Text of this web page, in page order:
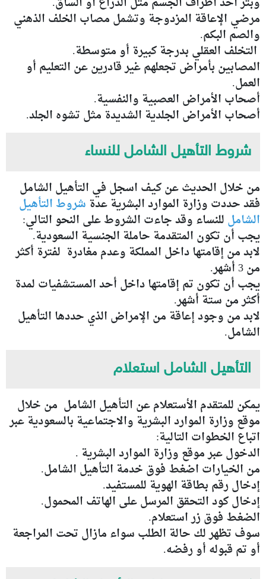
مرضي الإعاقة المزدوجة وتشمل مصاب الخلف الذهني
والصم البكم.
التخلف العقلي بدرجة كبيرة أو متوسطة.
المصابين بأمراض تجعلهم غير قادرين عن التعليم أو
العمل.
أصحاب الأمراض العصبية والنفسية.
أصحاب الأمراض الجلدية الشديدة مثل تشوه الجلد.
شروط التأهيل الشامل للنساء
من خلال الحديث عن كيف اسجل في التأهيل الشامل
فقد حددت وزارة الموارد البشرية عدة شروط التأهيل
الشامل للنساء وقد جاءت الشروط على النحو التالي:
يجب أن تكون المتقدمة حاملة الجنسية السعودية.
لابد من إقامتها داخل المملكة وعدم مغادرة لفترة أكثر
من 3 أشهر.
يجب أن تكون تم إقامتها داخل أحد المستشفيات لمدة
أكثر من ستة أشهر.
لابد من وجود إعاقة من الإمراض الذي حددها التأهيل
الشامل.
التأهيل الشامل استعلام
يمكن للمتقدم الأستعلام عن التأهيل الشامل من خلال
موقع وزارة الموارد البشرية والاجتماعية بالسعودية عبر
اتباع الخطوات التالية:
الدخول عبر موقع وزارة الموارد البشرية .
من الخيارات اضغط فوق خدمة التأهيل الشامل.
إدخال رقم بطاقة الهوية للمستفيد.
إدخال كود التحقق المرسل على الهاتف المحمول.
الضغط فوق زر استعلام.
سوف تظهر لك حالة الطلب سواء مازال تحت المراجعة
أو تم قبوله أو رفضه.